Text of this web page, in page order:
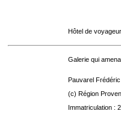
Hôtel de
Galerie qui
Pauvarel Frédéric
(c) Région
Immatriculation :